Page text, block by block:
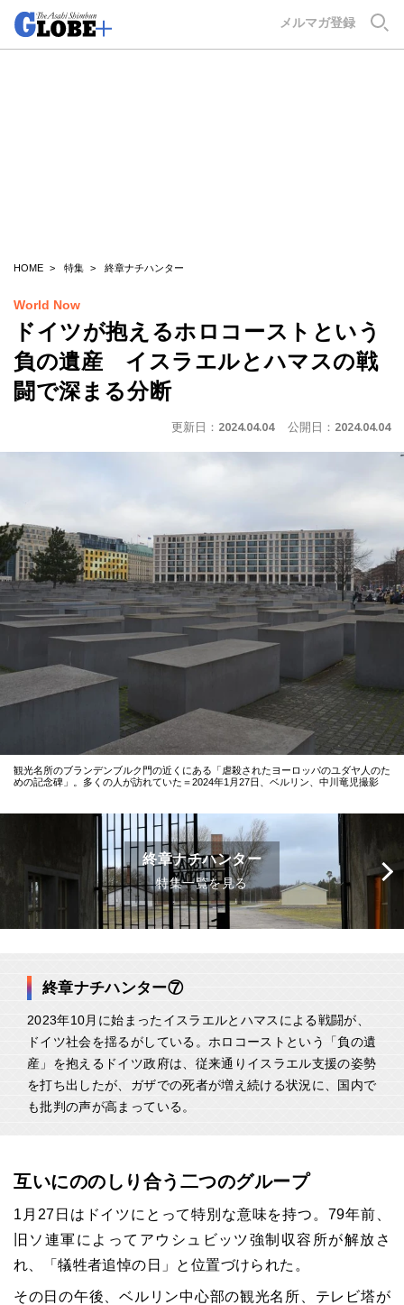
メルマガ登録
HOME 特集 終章ナチハンター
World Now
ドイツが抱えるホロコーストという
負の遺産 イスラエルとハマスの戦
闘で深まる分断
更新日： 2024.04.04 公開日： 2024.04.04
観光名所のブランデンブルク門の近くにある「虐殺されたヨーロッパのユダヤ人のた
めの記念碑」。多くの人が訪れていた＝2024年1月27日、ベルリン、中川竜児撮影
終章ナチハンター
特集一覧を見る
終章ナチハンター⑦
2023年10月に始まったイスラエルとハマスによる戦闘が、
ドイツ社会を揺るがしている。ホロコーストという「負の遺
産」を抱えるドイツ政府は、従来通りイスラエル支援の姿勢
を打ち出したが、ガザでの死者が増え続ける状況に、国内で
も批判の声が高まっている。
互いにののしり合う二つのグループ
1月27日はドイツにとって特別な意味を持つ。79年前、
旧ソ連軍によってアウシュビッツ強制収容所が解放さ
れ、「犠牲者追悼の日」と位置づけられた。
その日の午後、ベルリン中心部の観光名所、テレビ塔が